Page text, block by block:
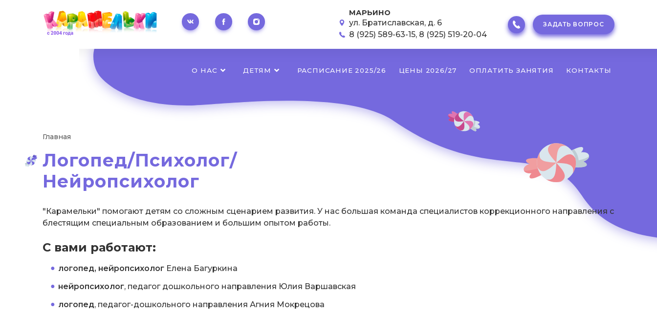
МАРЬИНО
ул. Братиславская, д. 6
8 (925) 589-63-15, 8 (925) 519-20-04
ЗАДАТЬ ВОПРОС
navigation
О НАС ДЕТЯМ РАСПИСАНИЕ 2025/26 ЦЕНЫ 2026/27 ОПЛАТИТЬ ЗАНЯТИЯ КОНТАКТЫ
Строка
навигации
Главная
Логопед/Психолог/
Нейропсихолог
"Карамельки" помогают детям со сложным сценарием развития. У нас большая команда специалистов коррекционного направления с
блестящим специальным образованием и большим опытом работы.
С вами работают:
логопед, нейропсихолог Елена Багуркина
нейропсихолог, педагог дошкольного направления Юлия Варшавская
логопед, педагог-дошкольного направления Агния Мокрецова